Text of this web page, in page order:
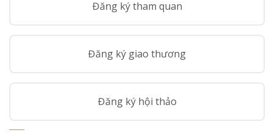
Đăng ký tham quan
Đăng ký giao thương
Đăng ký hội thảo